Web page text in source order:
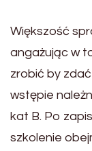
Większość
angażując w
zrobić by
wstępie
kat B. Po
szkolenie